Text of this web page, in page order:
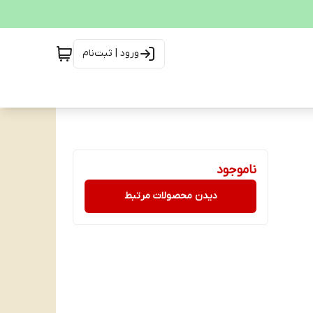
ورود | ثبت‌نام
ناموجود
دیدن محصولات مرتبط